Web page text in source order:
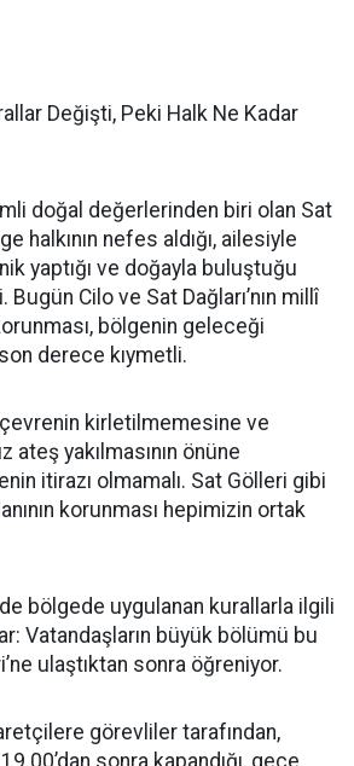
Değişti, Peki Halk Ne Kadar
doğal değerlerinden biri olan Sat
halkının nefes aldığı, ailesiyle
yaptığı ve doğayla buluştuğu
Cilo ve Sat Dağları’nın millî
bölgenin geleceği
derece kıymetli.
çevrenin kirletilmemesine ve
yakılmasının önüne
itirazı olmamalı. Sat Gölleri gibi
korunması hepimizin ortak
bölgede uygulanan kurallarla ilgili
Vatandaşların büyük bölümü bu
ulaştıktan sonra öğreniyor.
görevliler tarafından,
sonra kapandığı, gece